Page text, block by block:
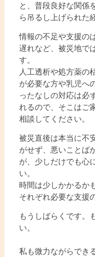
と、普段良好な関係
ら吊るし上げられた
情報の不足や支援の
遅れなど、被災地で
す。
人工透析や処方薬の
が必要な方や乳児へ
ったなしの対応は必
れるので、そこはご
相談してください。
被災直後は本当に不
がせず、悪いことば
が、少しだけでも心
い。
時間は少しかかるか
それぞれ必要な支援
もうしばらくです。
い。
私も微力ながらでき